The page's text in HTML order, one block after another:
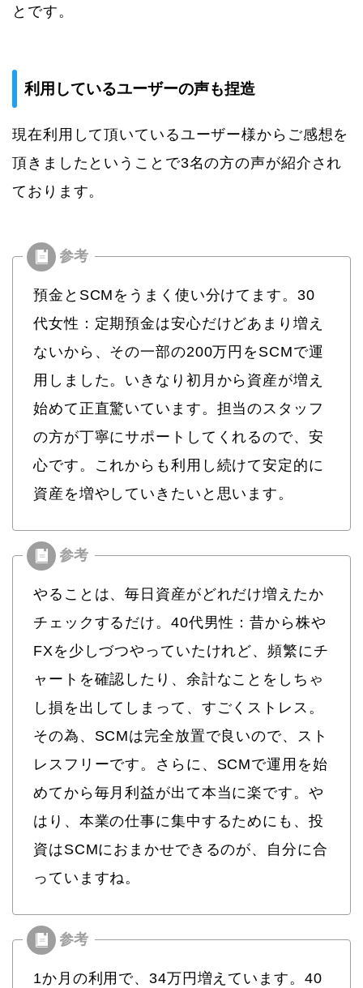
とです。
利用しているユーザーの声も捏造
現在利用して頂いているユーザー様からご感想を
頂きましたということで3名の方の声が紹介され
ております。
預金とSCMをうまく使い分けてます。30
代女性：定期預金は安心だけどあまり増え
ないから、その一部の200万円をSCMで運
用しました。いきなり初月から資産が増え
始めて正直驚いています。担当のスタッフ
の方が丁寧にサポートしてくれるので、安
心です。これからも利用し続けて安定的に
資産を増やしていきたいと思います。
やることは、毎日資産がどれだけ増えたか
チェックするだけ。40代男性：昔から株や
FXを少しづつやっていたけれど、頻繁にチ
ャートを確認したり、余計なことをしちゃ
し損を出してしまって、すごくストレス。
その為、SCMは完全放置で良いので、スト
レスフリーです。さらに、SCMで運用を始
めてから毎月利益が出て本当に楽です。や
はり、本業の仕事に集中するためにも、投
資はSCMにおまかせできるのが、自分に合
っていますね。
1か月の利用で、34万円増えています。40